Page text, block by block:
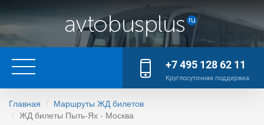
+7 495 128 62 11
Круглосуточная поддержка
Главная
Маршруты ЖД билетов
ЖД билеты Пыть-Ях - Москва